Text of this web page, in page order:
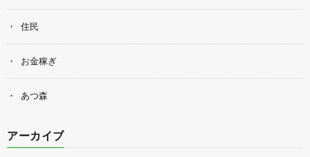
住民
お金稼ぎ
あつ森
アーカイブ